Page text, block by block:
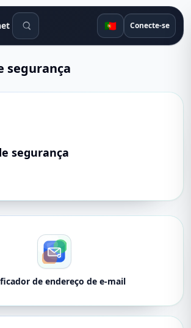
Ferramentas de pesquisa
🇵🇹 Conecte-se
segurança
segurança
de endereço de e-mail